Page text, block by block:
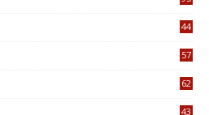
44
57
62
43